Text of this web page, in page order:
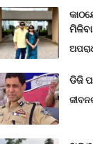
ଡିଜି